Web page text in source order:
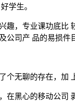
学生。
趣，专业课功底
司产 品的易损件
个无聊的存在，加
黑心的移动公司